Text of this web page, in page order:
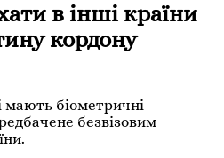
в інші країни
кордону
мають біометричні
безвізовим